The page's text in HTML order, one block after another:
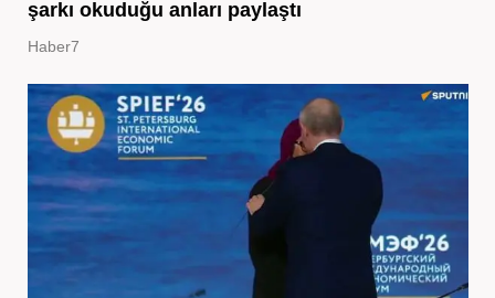
şarkı okuduğu anları paylaştı
Haber7